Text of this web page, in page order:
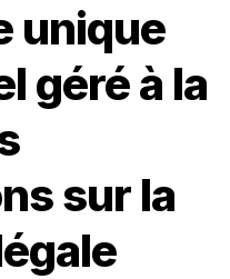
unique
géré à la
sur la